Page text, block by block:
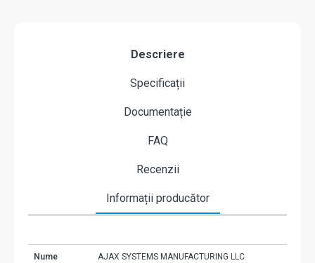
Descriere
Specificații
Documentație
FAQ
Recenzii
Informații producător
Nume
AJAX SYSTEMS MANUFACTURING LLC